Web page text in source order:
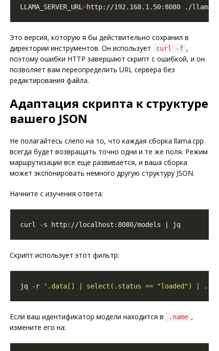
LLAMA_SERVER_URL=
Это версия, которую я бы действительно сохранил в
директории инструментов. Он использует
curl -f ,
поэтому ошибки HTTP завершают скрипт с ошибкой, и он
позволяет вам переопределить URL сервера без
редактирования файла.
Адаптация скрипта к структуре
вашего JSON
Не полагайтесь слепо на то, что каждая сборка llama.cpp
всегда будет возвращать точно одни и те же поля. Режим
маршрутизации все еще развивается, и ваша сборка
может экспонировать немного другую структуру JSON.
Начните с изучения ответа:
Скрипт использует этот фильтр:
jq -r '.data[] | select(.status == "loaded") | .id'
Если ваш идентификатор модели находится в .name ,
измените его на: